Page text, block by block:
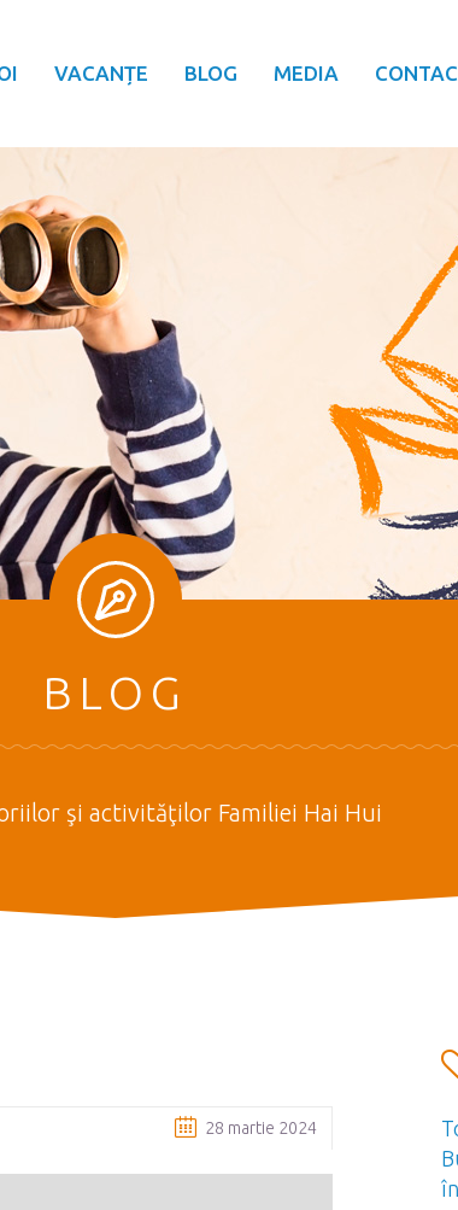
VACANȚE BLOG MEDIA
BLOG
şi activităţilor Familiei Hai Hui
28 martie 2024